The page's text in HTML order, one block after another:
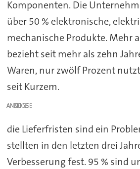
Komponenten. Die
über 50 % elektronische,
mechanische Produkte. Mehr
bezieht seit mehr als zehn
Waren, nur zwölf Prozent
seit Kurzem.
ANZEIGE
die Lieferfristen sind ein
stellten in den letzten drei
Verbesserung fest. 95 % sind